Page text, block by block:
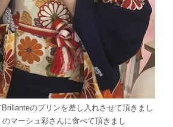
のプリンを差し入れさせて頂きまし
マーシュ彩さんに食べて頂きまし